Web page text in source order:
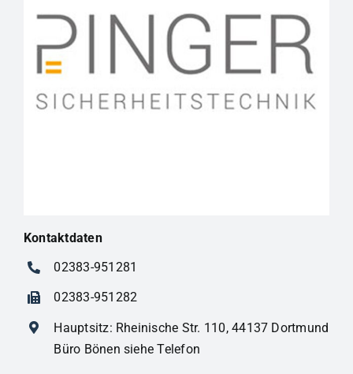
Kontaktdaten
02383-951281
02383-951282
Hauptsitz: Rheinische Str. 110, 44137 Dortmund
Büro Bönen siehe Telefon